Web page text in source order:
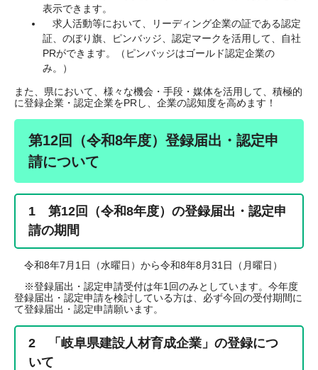
表示できます。
求人活動等において、リーディング企業の証である認定
証、のぼり旗、ピンバッジ、認定マークを活用して、自社
PRができます。（ピンバッジはゴールド認定企業の
み。）
また、県において、様々な機会・手段・媒体を活用して、積極的
に登録企業・認定企業をPRし、企業の認知度を高めます！
第12回（令和8年度）登録届出・認定申
請について
1 第12回（令和8年度）の登録届出・認定申
請の期間
令和8年7月1日（水曜日）から令和8年8月31日（月曜日）
※登録届出・認定申請受付は年1回のみとしています。今年度
登録届出・認定申請を検討している方は、必ず今回の受付期間に
て登録届出・認定申請願います。
2 「岐阜県建設人材育成企業」の登録につ
いて